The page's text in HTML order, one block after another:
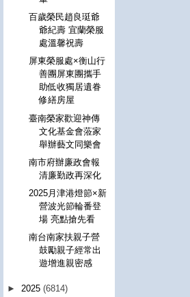
百歲榮民趙良珽爺
爺紀壽 宜蘭榮服
處溫馨祝壽
屏東榮服處×衡山行
善團屏東團攜手
助低收獨居遺眷
修繕房屋
臺南榮家歡迎神傳
文化基金會蒞家
舉辦藝文同樂會
南市府辦廉政會報
清廉勤政再深化
2025月津港燈節×新
營波光節輪番登
場 亮點搶先看
南台南家扶親子營
鼓勵親子經常出
遊增進親密感
► 2025 (6814)